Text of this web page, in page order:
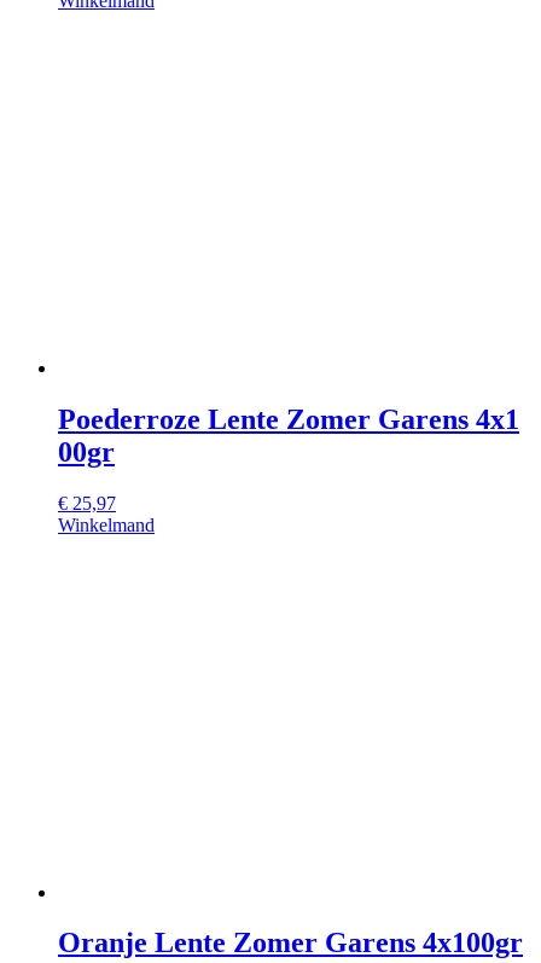
Poederroze Lente Zomer Garens 4x1
00gr
€ 25,97
Winkelmand
Oranje Lente Zomer Garens 4x100gr